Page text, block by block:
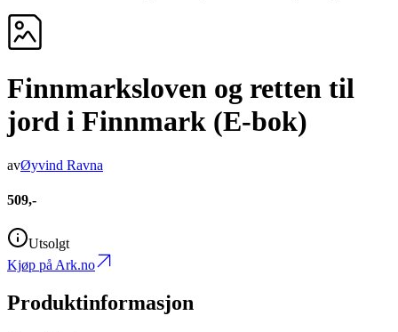
Finnmarksloven og retten til
jord i Finnmark (E-bok)
avØyvind Ravna
509,-
Utsolgt
Kjøp på Ark.no
Produktinformasjon